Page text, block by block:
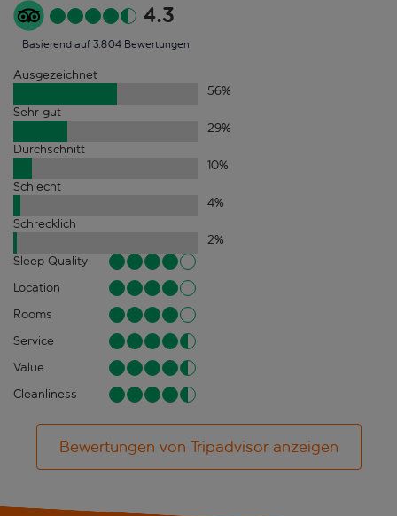
4.3
Basierend auf 3.804 Bewertungen
Ausgezeichnet
56%
Sehr gut
29%
Durchschnitt
10%
Schlecht
4%
Schrecklich
2%
Sleep Quality
Location
Rooms
Service
Value
Cleanliness
Bewertungen von Tripadvisor anzeigen